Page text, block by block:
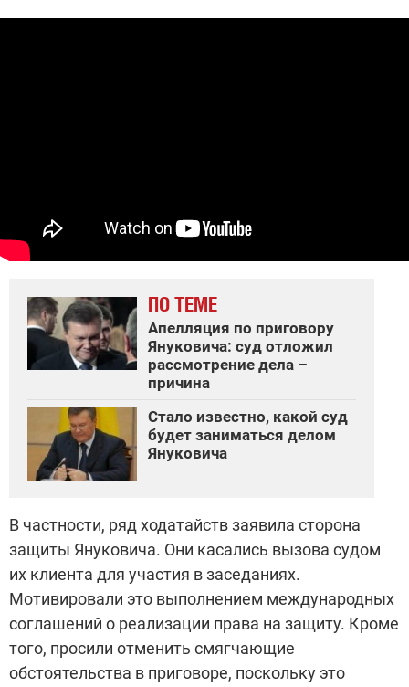
ПО ТЕМЕ
Апелляция по приговору
Януковича: суд отложил
рассмотрение дела –
причина
Стало известно, какой суд
будет заниматься делом
Януковича
В частности, ряд ходатайств заявила сторона
защиты Януковича. Они касались вызова судом
их клиента для участия в заседаниях.
Мотивировали это выполнением международных
соглашений о реализации права на защиту. Кроме
того, просили отменить смягчающие
обстоятельства в приговоре, поскольку это